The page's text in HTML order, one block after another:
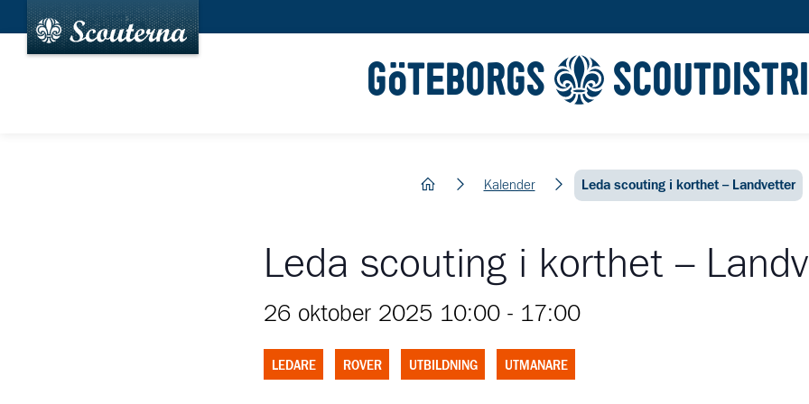
GÖTEBORGS
hem Kalender Leda scouting i korthet – Landvetter
Leda scouting i korthet –
26 oktober 2025 10:00 - 17:00
LEDARE ROVER UTBILDNING UTMANARE